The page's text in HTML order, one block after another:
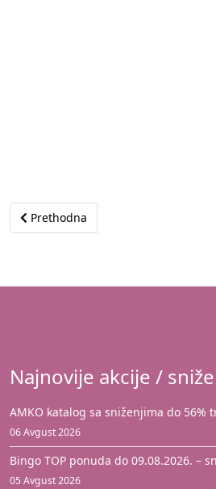
Prethodni članak: Akcija je istekla
Prethodna
Najnovije akcije /
AMKO katalog sa sniženjima do 56%
06 Avgust 2026
Bingo TOP ponuda do 09.08.2026. –
05 Avgust 2026